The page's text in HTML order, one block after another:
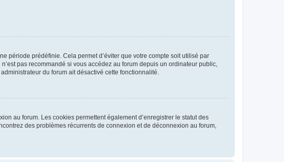
période prédéfinie. Cela permet d’éviter que votre compte soit utilisé par
pas recommandé si vous accédez au forum depuis un ordinateur public,
du forum ait désactivé cette fonctionnalité.
au forum. Les cookies permettent également d’enregistrer le statut des
des problèmes récurrents de connexion et de déconnexion au forum,